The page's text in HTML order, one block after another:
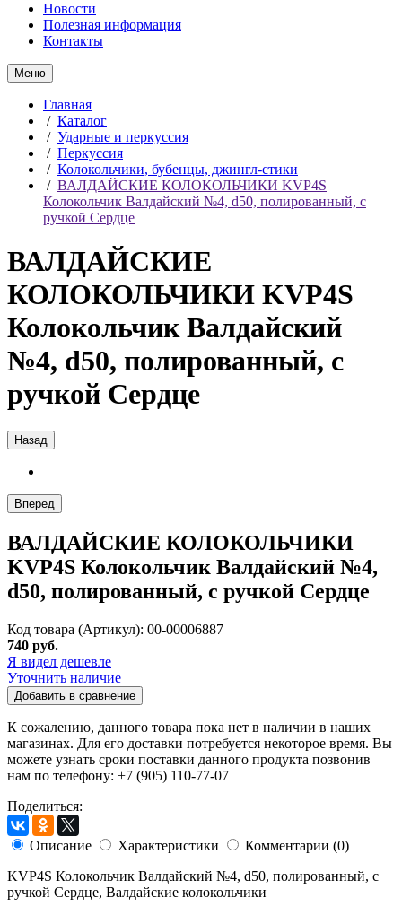
Новости
Полезная информация
Контакты
Меню
Главная
/ Каталог
/ Ударные и перкуссия
/ Перкуссия
/ Колокольчики, бубенцы, джингл-стики
/ ВАЛДАЙСКИЕ КОЛОКОЛЬЧИКИ KVP4S
Колокольчик Валдайский №4, d50, полированный, с
ручкой Сердце
ВАЛДАЙСКИЕ
КОЛОКОЛЬЧИКИ KVP4S
Колокольчик Валдайский
№4, d50, полированный, с
ручкой Сердце
Назад
Вперед
ВАЛДАЙСКИЕ КОЛОКОЛЬЧИКИ
KVP4S Колокольчик Валдайский №4,
d50, полированный, с ручкой Сердце
Код товара (Артикул): 00-00006887
740 руб.
Я видел дешевле
Уточнить наличие
Добавить в сравнение
К сожалению, данного товара пока нет в наличии в наших
магазинах. Для его доставки потребуется некоторое время. Вы
можете узнать сроки поставки данного продукта позвонив
нам по телефону: +7 (905) 110-77-07
Поделиться:
Описание Характеристики
Комментарии (0)
KVP4S Колокольчик Валдайский №4, d50, полированный, с
ручкой Сердце, Валдайские колокольчики